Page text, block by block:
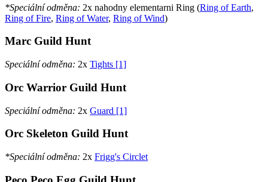
*Speciální odměna: 2x nahodny elementarni Ring (Ring of Earth,
Ring of Fire, Ring of Water, Ring of Wind)
Marc Guild Hunt
Speciální odměna: 2x Tights [1]
Orc Warrior Guild Hunt
Speciální odměna: 2x Guard [1]
Orc Skeleton Guild Hunt
*Speciální odměna: 2x Frigg's Circlet